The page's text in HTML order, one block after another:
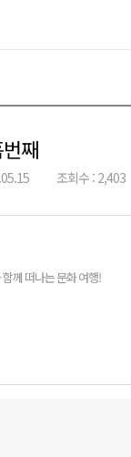
째
조회수 : 2,403
께 떠나는 문화 여행!